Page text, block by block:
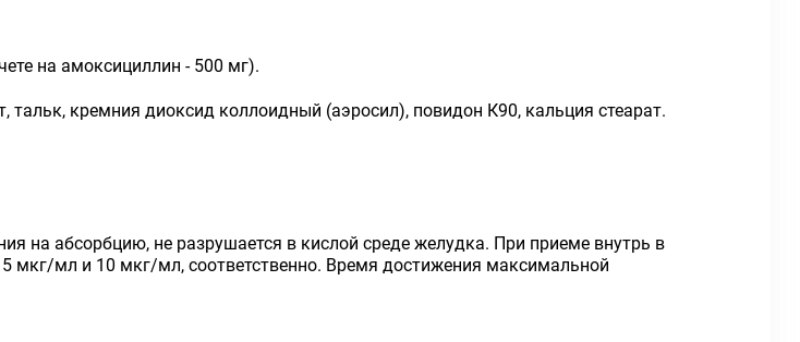
на амоксициллин - 500 мг).
тальк, кремния диоксид коллоидный (аэросил), повидон К90, кальция стеарат.
на абсорбцию, не разрушается в кислой среде желудка. При приеме внутрь в
мкг/мл и 10 мкг/мл, соответственно. Время достижения максимальной